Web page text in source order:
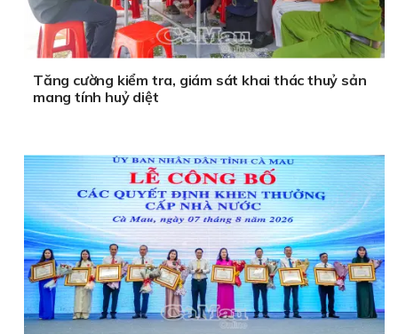
Tăng cường kiểm tra, giám sát khai thác thuỷ sản
mang tính huỷ diệt